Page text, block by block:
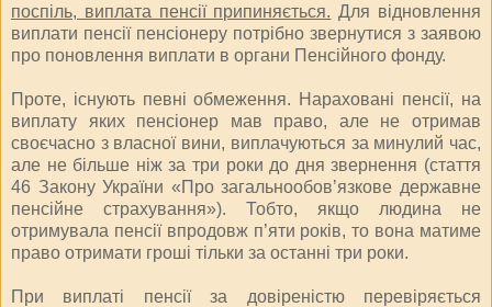
поспіль, виплата пенсії припиняється. Для відновлення
виплати пенсії пенсіонеру потрібно звернутися з заявою
про поновлення виплати в органи Пенсійного фонду.
Проте, існують певні обмеження. Нараховані пенсії, на
виплату яких пенсіонер мав право, але не отримав
своєчасно з власної вини, виплачуються за минулий час,
але не більше ніж за три роки до дня звернення (стаття
46 Закону України «Про загальнообов’язкове державне
пенсійне страхування»). Тобто, якщо людина не
отримувала пенсії впродовж п’яти років, то вона матиме
право отримати гроші тільки за останні три роки.
При виплаті пенсії за довіреністю перевіряється